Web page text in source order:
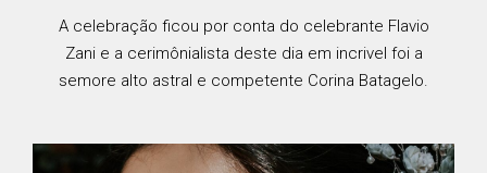
A celebração ficou por conta do celebrante Flavio
Zani e a cerimônialista deste dia em incrivel foi a
semore alto astral e competente Corina Batagelo.